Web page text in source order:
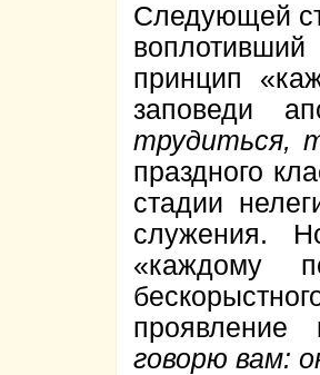
Следующей
принцип
заповеди
трудиться,
праздного
стадии
служения.
«каждому
говорю вам: